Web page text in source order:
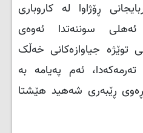
ڕۆژاوا لە کاروباری
ئەهلی سوننەتدا ئەوەی
توێژە جیاوازەکانی خەڵک
ئەم پەیامە بە
ڕێبەری شەهید هێشتا